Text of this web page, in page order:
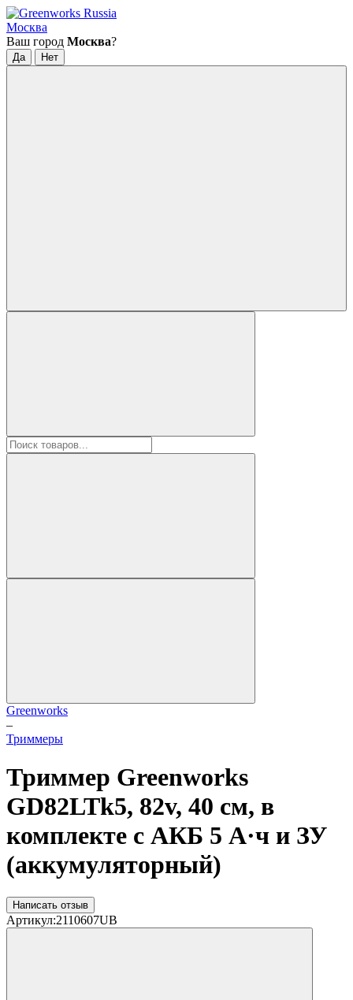
Москва
Ваш город Москва?
Greenworks
–
Триммеры
Триммер Greenworks
GD82LTk5, 82v, 40 см, в
комплекте с АКБ 5 А·ч и ЗУ
(аккумуляторный)
Написать отзыв
Артикул:2110607UB